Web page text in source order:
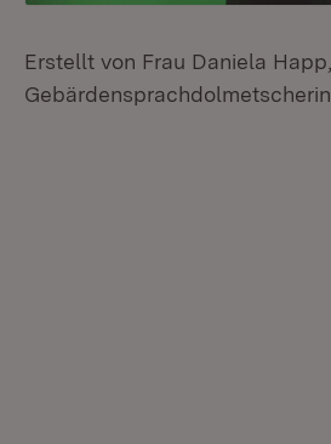
Erstellt von Frau Daniela Happ,
Gebärdensprachdolmetscherin